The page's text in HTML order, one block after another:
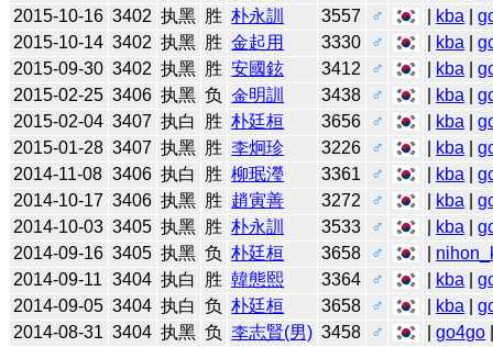
2015-10-16 3402 执黑 胜 朴永訓 3557 ♂ kba |
2015-10-14 3402 执黑 胜 金起用 3330 ♂ kba |
2015-09-30 3402 执黑 胜 安國鉉 3412 ♂ kba |
2015-02-25 3406 执黑 负 金明訓 3438 ♂ kba |
2015-02-04 3407 执白 胜 朴廷桓 3656 ♂ kba |
2015-01-28 3407 执黑 胜 李炯珍 3226 ♂ kba |
2014-11-08 3406 执白 胜 柳珉瀅 3361 ♂ kba |
2014-10-17 3406 执黑 胜 趙寅善 3272 ♂ kba |
2014-10-03 3405 执黑 胜 朴永訓 3533 ♂ kba |
2014-09-16 3405 执黑 负 朴廷桓 3658 ♂
2014-09-11 3404 执白 胜 韓態熙 3364 ♂ kba |
2014-09-05 3404 执白 负 朴廷桓 3658 ♂ kba |
2014-08-31 3404 执黑 负 李志賢(男) 3458 ♂ |go4go